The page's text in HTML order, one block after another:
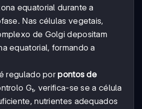
equatorial durante a
Nas células vegetais,
de Golgi depositam
equatorial, formando a
regulado porpontos de
G₁, verifica-se se a célula
nutrientes adequados